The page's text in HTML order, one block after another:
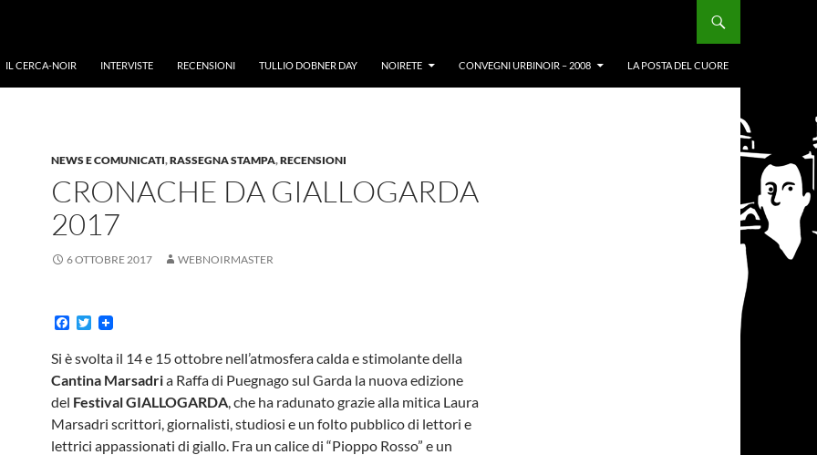
IL CERCA-NOIR INTERVISTE RECENSIONI TULLIO DOBNER DAY NOIRETE CONVEGNI URBINOIR – 2008 LA POSTA DEL CUORE
NEWS E COMUNICATI,RASSEGNA STAMPA,RECENSIONI
CRONACHE DA GIALLOGARDA
2017
6 OTTOBRE 2017 WEBNOIRMASTER
F
c
e
b
o
o
k
T
t
t
e
r
Si è svolta il 14 e 15 ottobre nell’atmosfera calda e stimolante della
Cantina Marsadria Raffa di Puegnago sul Garda la nuova edizione
del Festival GIALLOGARDA, che ha radunato grazie alla mitica Laura
Marsadri scrittori, giornalisti, studiosi e un folto pubblico di lettori e
lettrici appassionati di giallo. Fra un calice di “Pioppo Rosso” e un